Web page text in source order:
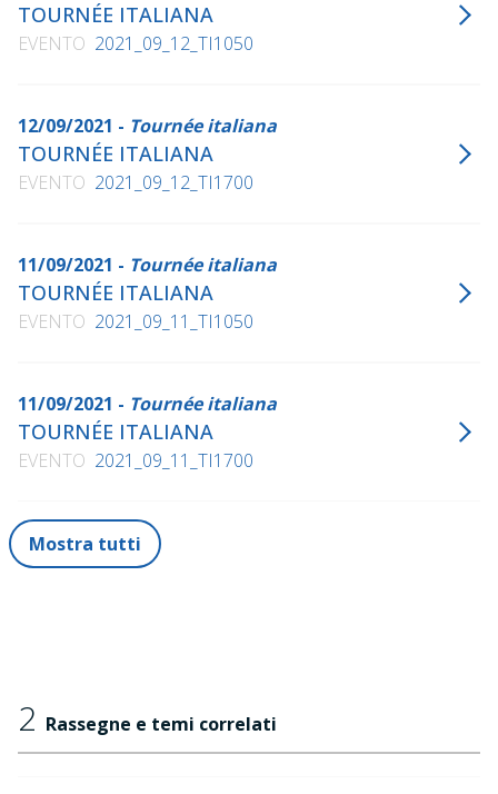
TOURNÉE ITALIANA
EVENTO 2021_09_12_TI1050
12/09/2021 - Tournée italiana
TOURNÉE ITALIANA
EVENTO 2021_09_12_TI1700
11/09/2021 - Tournée italiana
TOURNÉE ITALIANA
EVENTO 2021_09_11_TI1050
11/09/2021 - Tournée italiana
TOURNÉE ITALIANA
EVENTO 2021_09_11_TI1700
Mostra tutti
2 Rassegne e temi correlati